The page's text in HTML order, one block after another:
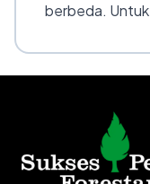
berbeda. Untuk